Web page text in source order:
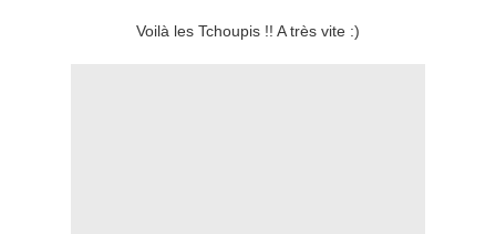
Voilà les Tchoupis !! A très vite :)